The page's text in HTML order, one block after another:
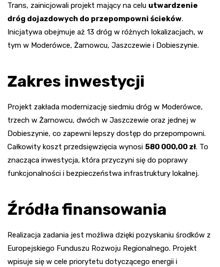
Trans, zainicjowali projekt mający na celu utwardzenie
dróg dojazdowych do przepompowni ścieków.
Inicjatywa obejmuje aż 13 dróg w różnych lokalizacjach, w
tym w Moderówce, Żarnowcu, Jaszczewie i Dobieszynie.
Zakres inwestycji
Projekt zakłada modernizację siedmiu dróg w Moderówce,
trzech w Żarnowcu, dwóch w Jaszczewie oraz jednej w
Dobieszynie, co zapewni lepszy dostęp do przepompowni.
Całkowity koszt przedsięwzięcia wynosi 580 000,00 zł. To
znacząca inwestycja, która przyczyni się do poprawy
funkcjonalności i bezpieczeństwa infrastruktury lokalnej.
Źródła finansowania
Realizacja zadania jest możliwa dzięki pozyskaniu środków z
Europejskiego Funduszu Rozwoju Regionalnego. Projekt
wpisuje się w cele priorytetu dotyczącego energii i